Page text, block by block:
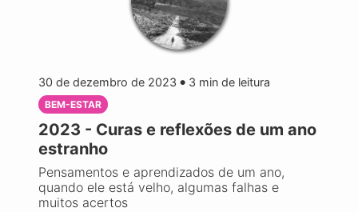
30 de dezembro de 2023 ● 3 min de leitura
BEM-ESTAR
2023 - Curas e reflexões de um ano
estranho
Pensamentos e aprendizados de um ano,
quando ele está velho, algumas falhas e
muitos acertos